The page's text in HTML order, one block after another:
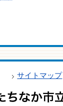
サイトマップ